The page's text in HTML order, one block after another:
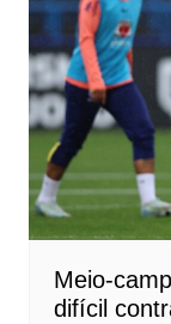
Meio-
difícil